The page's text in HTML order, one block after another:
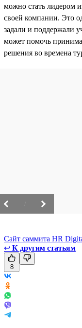
можно стать лидером
своей компании. Это
задали и поддержали
может помочь
решения во времена
Сайт саммита HR
↩ К другим статьям
8